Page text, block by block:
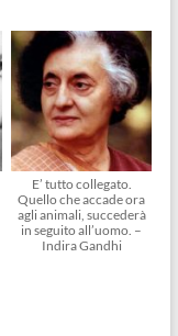
E’ tutto collegato.
Quello che accade ora
agli animali, succederà
in seguito all’uomo. –
Indira Gandhi